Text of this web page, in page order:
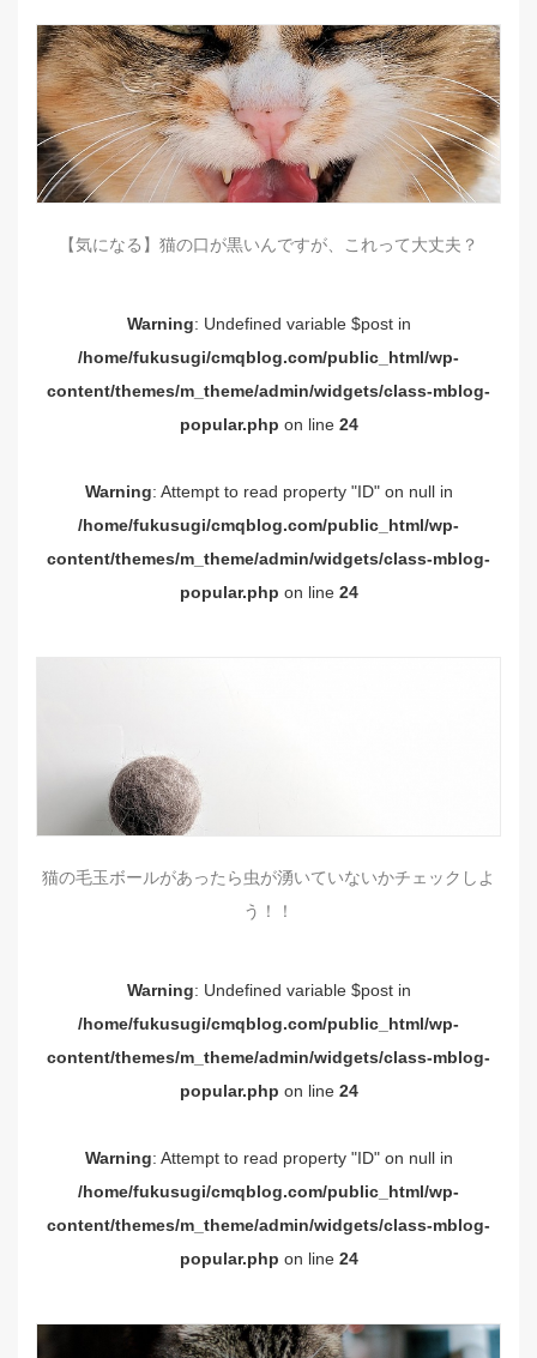
【気になる】猫の口が黒いんですが、これって大丈夫？
Warning: Undefined variable $post in
/home/fukusugi/cmqblog.com/public_html/wp-
content/themes/m_theme/admin/widgets/class-mblog-
popular.php on line 24
Warning: Attempt to read property "ID" on null in
/home/fukusugi/cmqblog.com/public_html/wp-
content/themes/m_theme/admin/widgets/class-mblog-
popular.php on line 24
猫の毛玉ボールがあったら虫が湧いていないかチェックしよ
う！！
Warning: Undefined variable $post in
/home/fukusugi/cmqblog.com/public_html/wp-
content/themes/m_theme/admin/widgets/class-mblog-
popular.php on line 24
Warning: Attempt to read property "ID" on null in
/home/fukusugi/cmqblog.com/public_html/wp-
content/themes/m_theme/admin/widgets/class-mblog-
popular.php on line 24